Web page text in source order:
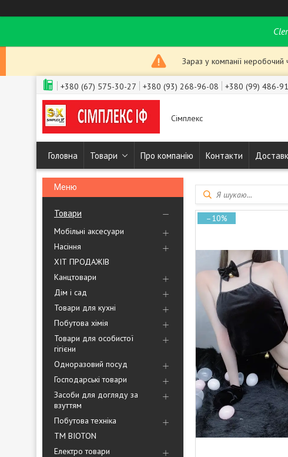
Зараз у компанії
+380 (67) 575-30-27 +380 (93) 268-96-08 +380 (99) 486-
Сімплекс
Головна Товари Про компанію Контакти
Товари
Мобільні аксесуари
Насіння
ХІТ ПРОДАЖІВ
Канцтовари
Дім і сад
Товари для кухні
Побутова хімія
Товари для особистої
гігієни
Одноразовий посуд
Господарські товари
Засоби для догляду за
взуттям
Побутова техніка
ТМ BIOTON
Електро товари
–10%